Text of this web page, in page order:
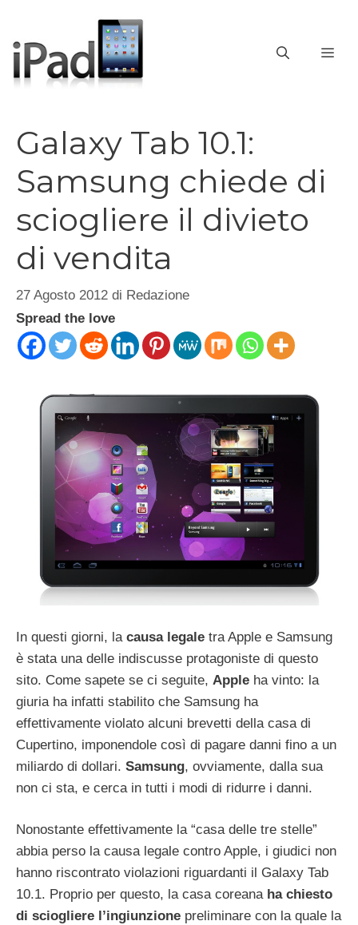
contenuto
Galaxy Tab 10.1:
Samsung chiede di
sciogliere il divieto
di vendita
27 Agosto 2012 di Redazione
Spread the love
In questi giorni, la causa legale tra Apple e Samsung
è stata una delle indiscusse protagoniste di questo
sito. Come sapete se ci seguite, Apple ha vinto: la
giuria ha infatti stabilito che Samsung ha
effettivamente violato alcuni brevetti della casa di
Cupertino, imponendole così di pagare danni fino a un
miliardo di dollari. Samsung, ovviamente, dalla sua
non ci sta, e cerca in tutti i modi di ridurre i danni.
Nonostante effettivamente la “casa delle tre stelle”
abbia perso la causa legale contro Apple, i giudici non
hanno riscontrato violazioni riguardanti il Galaxy Tab
10.1. Proprio per questo, la casa coreana ha chiesto
di sciogliere l’ingiunzione preliminare con la quale la